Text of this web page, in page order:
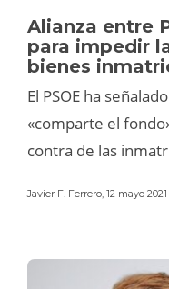
Alianza entre
para impedir
bienes
El PSOE ha
«comparte el
contra de las
Javier F. Ferrero, 12 mayo